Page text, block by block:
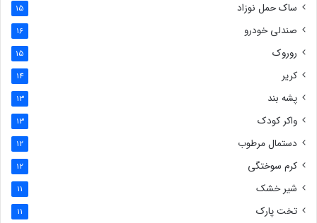
ساک حمل نوزاد 15
صندلی خودرو 16
روروک 15
کریر 14
پشه بند 13
واکر کودک 13
دستمال مرطوب 12
کرم سوختگی 12
شیر خشک 11
تخت پارک 11